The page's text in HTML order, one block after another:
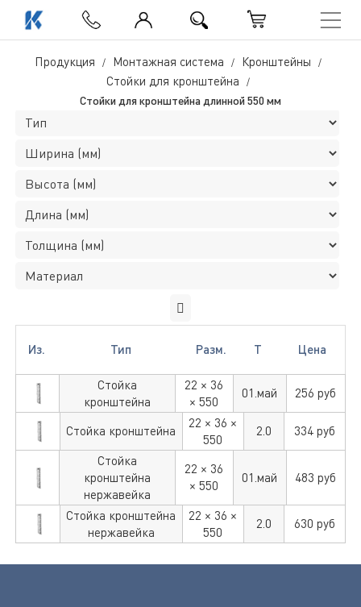
Стойки для кронштейна длинной 550 мм
Продукция Монтажная система
Кронштейны
Стойки для кронштейна
Стойки для кронштейна длинной 550 мм
Из. Тип Разм. Т Цена
Стойка
кронштейна
22 × 36
× 550
01.май 256 руб
Стойка кронштейна
22 × 36 ×
550
2.0 334 руб
Стойка
кронштейна
нержавейка
22 × 36
× 550
01.май 483 руб
Стойка кронштейна
нержавейка
22 × 36 ×
550
2.0 630 руб